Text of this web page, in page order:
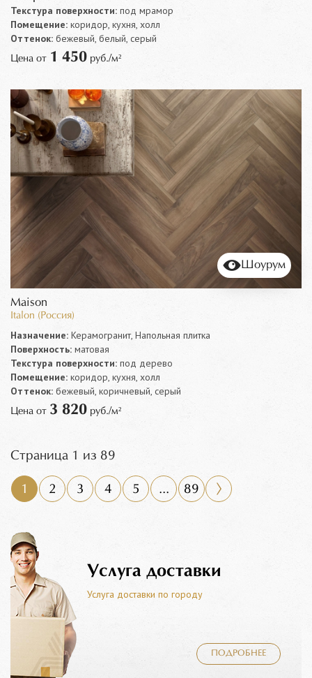
Текстура поверхности: под мрамор
Помещение: коридор, кухня, холл
Оттенок: бежевый, белый, серый
Цена от 1 450 руб./м²
Шоурум
Maison
Italon (Россия)
Назначение: Керамогранит, Напольная плитка
Поверхность: матовая
Текстура поверхности: под дерево
Помещение: коридор, кухня, холл
Оттенок: бежевый, коричневый, серый
Цена от 3 820 руб./м²
Страница 1 из 89
1 2 3 4 5 ... 89
Услуга доставки
Услуга доставки по городу
ПОДРОБНЕЕ